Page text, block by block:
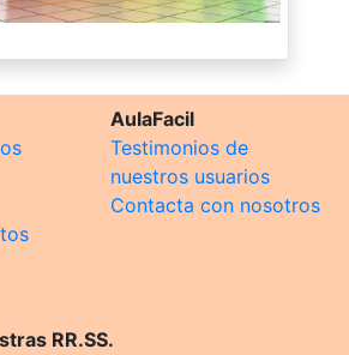
AulaFacil
Testimonios de
nuestros usuarios
Contacta con nosotros
RR.SS.